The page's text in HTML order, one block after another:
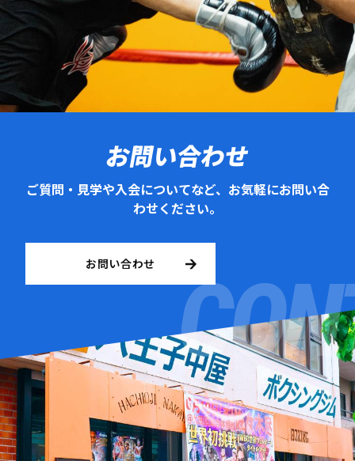
お問い合わせ
ご質問・見学や入会についてなど、お気軽にお問い合
わせください。
お問い合わせ